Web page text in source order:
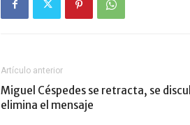
Artículo anterior
Miguel Céspedes se retracta, se
elimina el mensaje